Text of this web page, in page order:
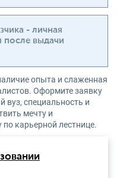
- личная
после выдачи
опыта и слаженная
Оформите заявку
вуз, специальность и
мечту и
по карьерной лестнице.